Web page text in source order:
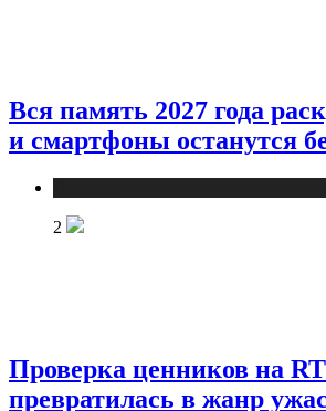
Вся память 2027 года
и смартфоны останутся
2
Проверка ценников на
превратилась в жанр